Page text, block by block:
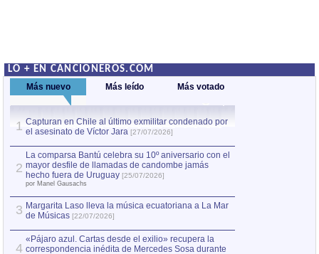
LO + EN CANCIONEROS.COM
Más nuevo Más leído Más votado
1 Capturan en Chile al último exmilitar condenado por
el asesinato de Víctor Jara [27/07/2026]
2
La comparsa Bantú celebra su 10º aniversario con el
mayor desfile de llamadas de candombe jamás
hecho fuera de Uruguay [25/07/2026]
por Manel Gausachs
3 Margarita Laso lleva la música ecuatoriana a La Mar
de Músicas [22/07/2026]
4
«Pájaro azul. Cartas desde el exilio» recupera la
correspondencia inédita de Mercedes Sosa durante